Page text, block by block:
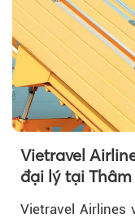
Vietravel
đại lý tại
đường bay
Vietravel